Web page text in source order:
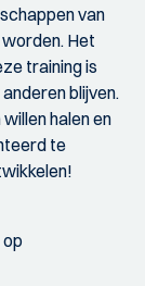
van
Het
training is
blijven.
halen en
te